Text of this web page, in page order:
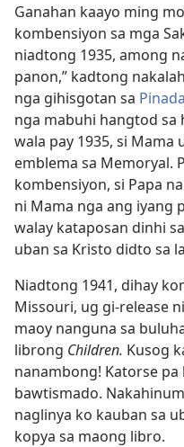
Ganahan kaayo ming
kombensiyon sa mga
niadtong 1935, among
panon,” kadtong
nga gihisgotan sa
nga mabuhi hangtod sa
wala pay 1935, si Mama
emblema sa Memoryal.
kombensiyon, si Papa
ni Mama nga ang iyang
walay kataposan dinhi
uban sa Kristo didto sa
Niadtong 1941, dihay
Missouri, ug gi-release
maoy nanguna sa
librong Children. Kusog
nanambong! Katorse
bawtismado.
naglinya ko kauban sa
kopya sa maong libro.